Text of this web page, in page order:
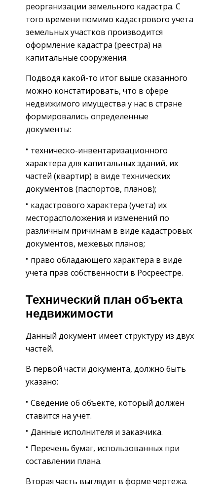
реорганизации земельного кадастра. С
того времени помимо кадастрового учета
земельных участков производится
оформление кадастра (реестра) на
капитальные сооружения.
Подводя какой-то итог выше сказанного
можно констатировать, что в сфере
недвижимого имущества у нас в стране
формировались определенные
документы:
техническо-инвентаризационного
характера для капитальных зданий, их
частей (квартир) в виде технических
документов (паспортов, планов);
кадастрового характера (учета) их
месторасположения и изменений по
различным причинам в виде кадастровых
документов, межевых планов;
право обладающего характера в виде
учета прав собственности в Росреестре.
Технический план объекта
недвижимости
Данный документ имеет структуру из двух
частей.
В первой части документа, должно быть
указано:
Сведение об объекте, который должен
ставится на учет.
Данные исполнителя и заказчика.
Перечень бумаг, использованных при
составлении плана.
Вторая часть выглядит в форме чертежа.